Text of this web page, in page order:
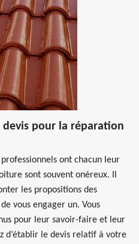
devis pour la réparation
ont chacun leur
sont souvent onéreux. Il
les propositions des
vous engager un. Vous
pour leur savoir-faire et leur
d’établir le devis relatif à votre